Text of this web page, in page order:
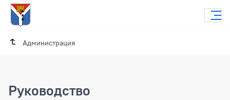
Администрация
Руководство